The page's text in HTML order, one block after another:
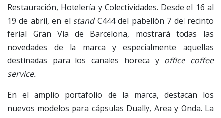
Restauración, Hotelería y Colectividades. Desde el 16 al
19 de abril, en el standC444 del pabellón 7 del recinto
ferial Gran Vía de Barcelona, mostrará todas las
novedades de la marca y especialmente aquellas
destinadas para los canales horeca y office coffee
service.
En el amplio portafolio de la marca, destacan los
nuevos modelos para cápsulas Dually, Area y Onda. La